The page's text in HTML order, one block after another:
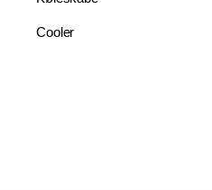
Cooler